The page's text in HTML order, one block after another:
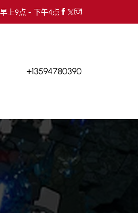
上9点 - 下午4点
+13594780390